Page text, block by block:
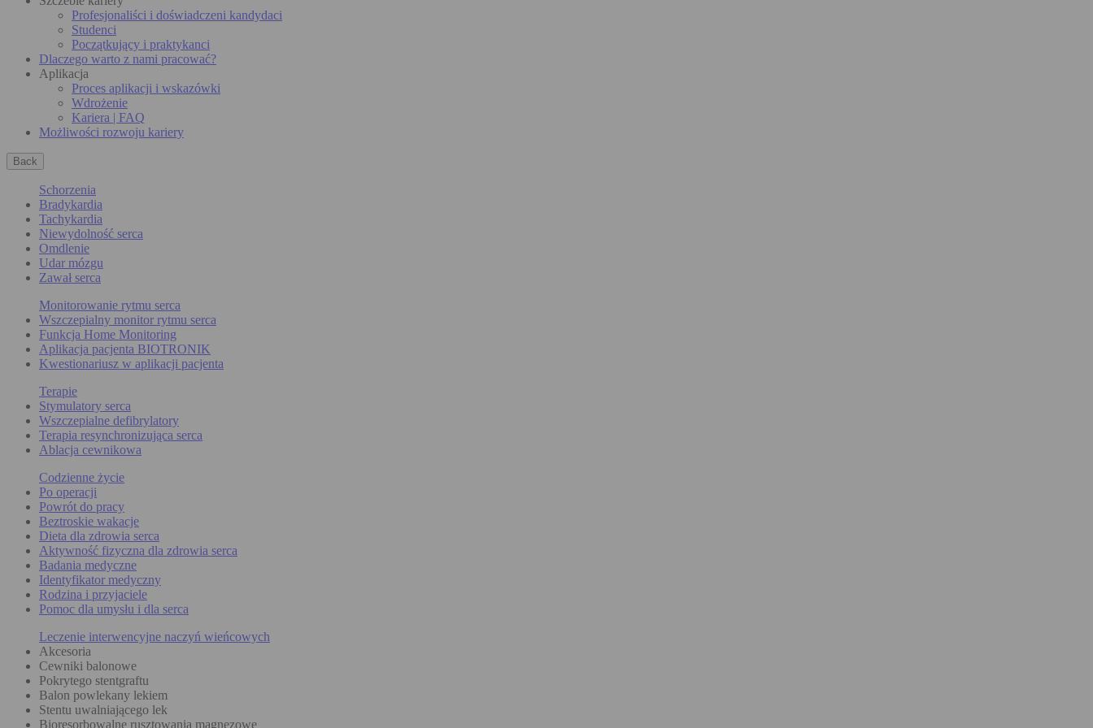
Profesjonaliści i doświadczeni kandydaci
Studenci
Początkujący i praktykanci
Dlaczego warto z nami pracować?
Aplikacja
Proces aplikacji i wskazówki
Wdrożenie
Kariera | FAQ
Możliwości rozwoju kariery
Back
Schorzenia
Bradykardia
Tachykardia
Niewydolność serca
Omdlenie
Udar mózgu
Zawał serca
Monitorowanie rytmu serca
Wszczepialny monitor rytmu serca
Funkcja Home Monitoring
Aplikacja pacjenta BIOTRONIK
Kwestionariusz w aplikacji pacjenta
Terapie
Stymulatory serca
Wszczepialne defibrylatory
Terapia resynchronizująca serca
Ablacja cewnikowa
Codzienne życie
Po operacji
Powrót do pracy
Beztroskie wakacje
Dieta dla zdrowia serca
Aktywność fizyczna dla zdrowia serca
Badania medyczne
Identyfikator medyczny
Rodzina i przyjaciele
Pomoc dla umysłu i dla serca
Leczenie interwencyjne naczyń wieńcowych
Akcesoria
Cewniki balonowe
Pokrytego stentgraftu
Balon powlekany lekiem
Stentu uwalniającego lek
Bioresorbowalne rusztowania magnezowe